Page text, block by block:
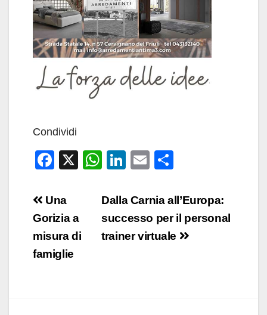
Condividi
F
c
e
b
o
X
W
at
s
A
Li
k
e
dI
E
ail n
di
vi
Navigazione
articoli
Dalla Carnia all’Europa:
successo per il personal
trainer virtuale
Una
Gorizia a
misura di
famiglie